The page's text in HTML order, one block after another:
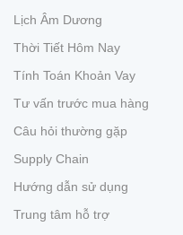
Lịch Âm Dương
Thời Tiết Hôm Nay
Tính Toán Khoản Vay
Tư vấn trước mua hàng
Câu hỏi thường gặp
Supply Chain
Hướng dẫn sử dụng
Trung tâm hỗ trợ